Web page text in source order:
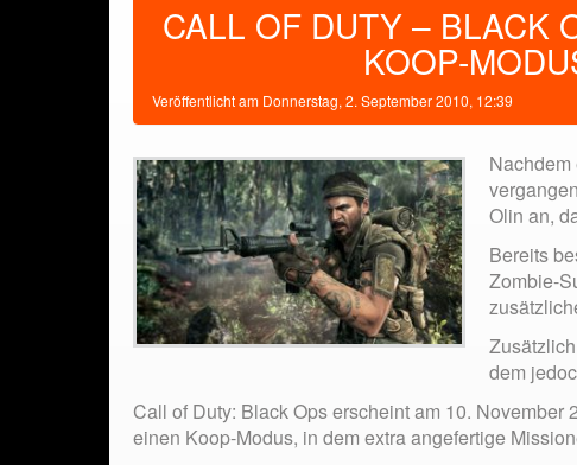
CALL OF DUTY – BLACK
KOOP-
Veröffentlicht am Donnerstag, 2. September 2010, 12:39
Olin an,
Bereits
Zombie-
dem
Call of Duty: Black Ops erscheint am 10.
einen Koop-Modus, in dem extra angefertige